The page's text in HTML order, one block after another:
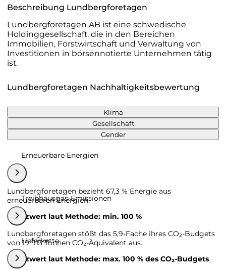
Beschreibung Lundbergforetagen
Lundbergföretagen AB ist eine schwedische
Holdinggesellschaft, die in den Bereichen
Immobilien, Forstwirtschaft und Verwaltung von
Investitionen in börsennotierte Unternehmen tätig
ist.
Lundbergforetagen Nachhaltigkeitsbewertung
Klima
Gesellschaft
Gender
Erneuerbare Energien
Lundbergforetagen bezieht 67,3 % Energie aus
erneuerbaren Energien.
Grenzwert laut Methode: min. 100 %
Treibhausgas-Emissionen
Lundbergforetagen stößt das 5,9-Fache ihres CO₂-Budgets
von 19 913 Tonnen CO₂-Äquivalent aus.
Grenzwert laut Methode: max. 100 % des CO₂-Budgets
Lieferkette